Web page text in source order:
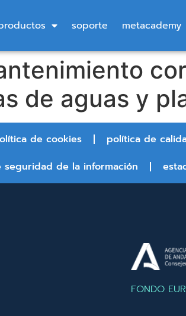
soporte metacademy
de aguas y
de cookies
política de
seguridad de la información
FONDO